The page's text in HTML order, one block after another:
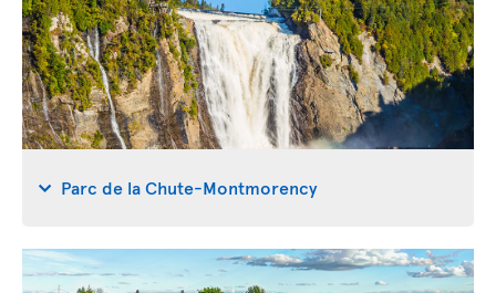
Parc de la Chute-Montmorency